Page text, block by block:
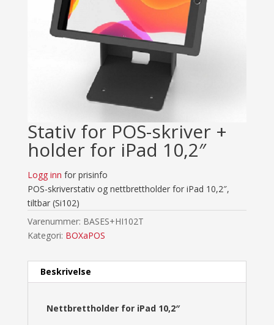
Stativ for POS-skriver +
holder for iPad 10,2″
Logg inn for prisinfo
POS-skriverstativ og nettbrettholder for iPad 10,2″,
tiltbar (Si102)
Varenummer: BASES+HI102T
Kategori: BOXaPOS
Beskrivelse
Nettbrettholder for iPad 10,2″